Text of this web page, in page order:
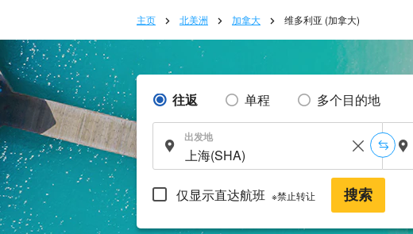
主页 北美洲 加拿大 维多利亚 (加拿大)
往返 单程 多个目的地
出发地
仅显示直达航班 ※禁止转让 搜索